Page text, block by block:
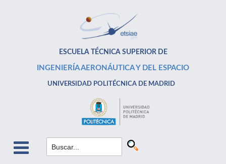
ESCUELA TÉCNICA SUPERIOR DE
INGENIERÍA AERONÁUTICA Y DEL ESPACIO
UNIVERSIDAD POLITÉCNICA DE MADRID